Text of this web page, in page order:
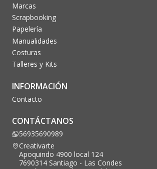
Marcas
Scrapbooking
Papelería
Manualidades
Costuras
Talleres y Kits
INFORMACIÓN
Contacto
CONTÁCTANOS
56935690989
Creativarte
Apoquindo 4900 local 124
7690314 Santiago - Las Condes